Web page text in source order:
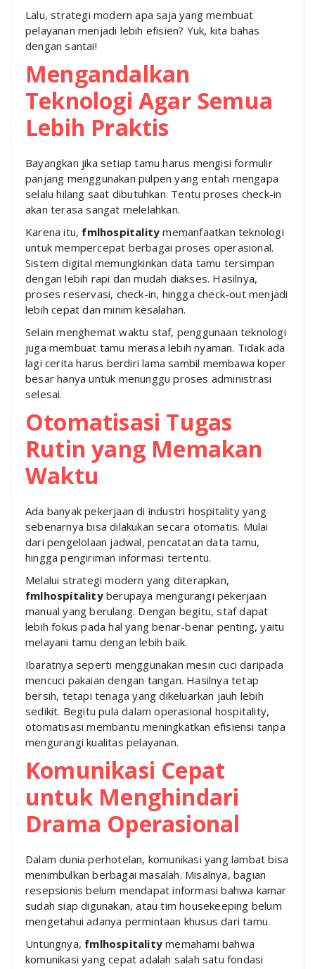
Lalu, strategi modern apa saja yang membuat
pelayanan menjadi lebih efisien? Yuk, kita bahas
dengan santai!
Mengandalkan
Teknologi Agar Semua
Lebih Praktis
Bayangkan jika setiap tamu harus mengisi formulir
panjang menggunakan pulpen yang entah mengapa
selalu hilang saat dibutuhkan. Tentu proses check-in
akan terasa sangat melelahkan.
Karena itu, fmlhospitality memanfaatkan teknologi
untuk mempercepat berbagai proses operasional.
Sistem digital memungkinkan data tamu tersimpan
dengan lebih rapi dan mudah diakses. Hasilnya,
proses reservasi, check-in, hingga check-out menjadi
lebih cepat dan minim kesalahan.
Selain menghemat waktu staf, penggunaan teknologi
juga membuat tamu merasa lebih nyaman. Tidak ada
lagi cerita harus berdiri lama sambil membawa koper
besar hanya untuk menunggu proses administrasi
selesai.
Otomatisasi Tugas
Rutin yang Memakan
Waktu
Ada banyak pekerjaan di industri hospitality yang
sebenarnya bisa dilakukan secara otomatis. Mulai
dari pengelolaan jadwal, pencatatan data tamu,
hingga pengiriman informasi tertentu.
Melalui strategi modern yang diterapkan,
fmlhospitalityberupaya mengurangi pekerjaan
manual yang berulang. Dengan begitu, staf dapat
lebih fokus pada hal yang benar-benar penting, yaitu
melayani tamu dengan lebih baik.
Ibaratnya seperti menggunakan mesin cuci daripada
mencuci pakaian dengan tangan. Hasilnya tetap
bersih, tetapi tenaga yang dikeluarkan jauh lebih
sedikit. Begitu pula dalam operasional hospitality,
otomatisasi membantu meningkatkan efisiensi tanpa
mengurangi kualitas pelayanan.
Komunikasi Cepat
untuk Menghindari
Drama Operasional
Dalam dunia perhotelan, komunikasi yang lambat bisa
menimbulkan berbagai masalah. Misalnya, bagian
resepsionis belum mendapat informasi bahwa kamar
sudah siap digunakan, atau tim housekeeping belum
mengetahui adanya permintaan khusus dari tamu.
Untungnya, fmlhospitality memahami bahwa
komunikasi yang cepat adalah salah satu fondasi